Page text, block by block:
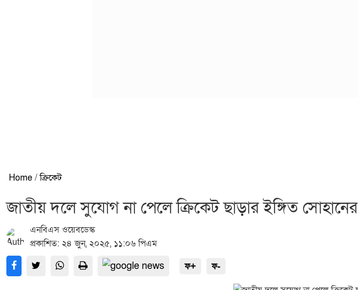
Home / ক্রিকেট
জাতীয় দলে সুযোগ না পেলে ক্রিকেট ছাড়ার ইঙ্গিত সোহানের
এনবিএস ওয়েবডেস্ক
প্রকাশিত: ২৪ জুন, ২০২৫, ১১:০৬ পিএম
ফ+ ফ-